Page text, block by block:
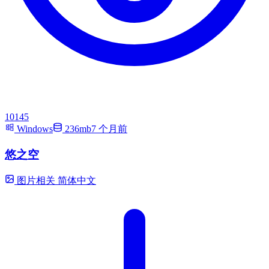
10145
Windows
236mb7 个月前
悠之空
图片相关 简体中文